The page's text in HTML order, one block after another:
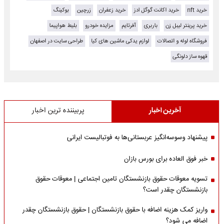
خرید nft
خرید اکانت گوگل ادز خرید زعفران زرچین
بوکینگ
خرید پرینتر لیبل زن
باربری آفرتایم مزایده خودرو
بلیط هواپیما
فروشگاه لوله و اتصالات
لوازم یدکی ماشین های کیا
طراحی سایت در اصفهان
قهوه ساز دلونگی
آخرین اخبار پربیننده ترین اخبار
پیشنهاد وسوسه‌انگیز عربستانی‌ها به فوتبالیست ایرانی
خبر فوق العاده برای بورس بازان
تسویه معوقات حقوق بازنشستگان تامین اجتماعی | معوقات حقوق
بازنشستگان چقدر است؟
واریز کمک هزینه اضافه با حقوق بازنشستگان | حقوق بازنشستگان چقدر
اضافه می شود؟